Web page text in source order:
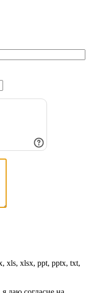
xls, xlsx, ppt, pptx, txt,